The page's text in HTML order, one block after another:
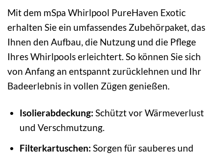
Mit dem mSpa Whirlpool PureHaven Exotic
erhalten Sie ein umfassendes Zubehörpaket, das
Ihnen den Aufbau, die Nutzung und die Pflege
Ihres Whirlpools erleichtert. So können Sie sich
von Anfang an entspannt zurücklehnen und Ihr
Badeerlebnis in vollen Zügen genießen.
Isolierabdeckung: Schützt vor Wärmeverlust
und Verschmutzung.
Filterkartuschen: Sorgen für sauberes und